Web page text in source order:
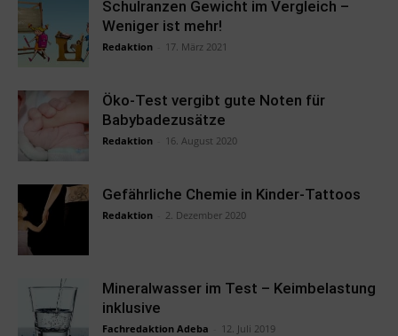
Schulranzen Gewicht im Vergleich –
Weniger ist mehr!
Redaktion 17. März 2021
Öko-Test vergibt gute Noten für
Babybadezusätze
Redaktion 16. August 2020
Gefährliche Chemie in Kinder-Tattoos
Redaktion 2. Dezember 2020
Mineralwasser im Test – Keimbelastung
inklusive
Fachredaktion Adeba 12. Juli 2019